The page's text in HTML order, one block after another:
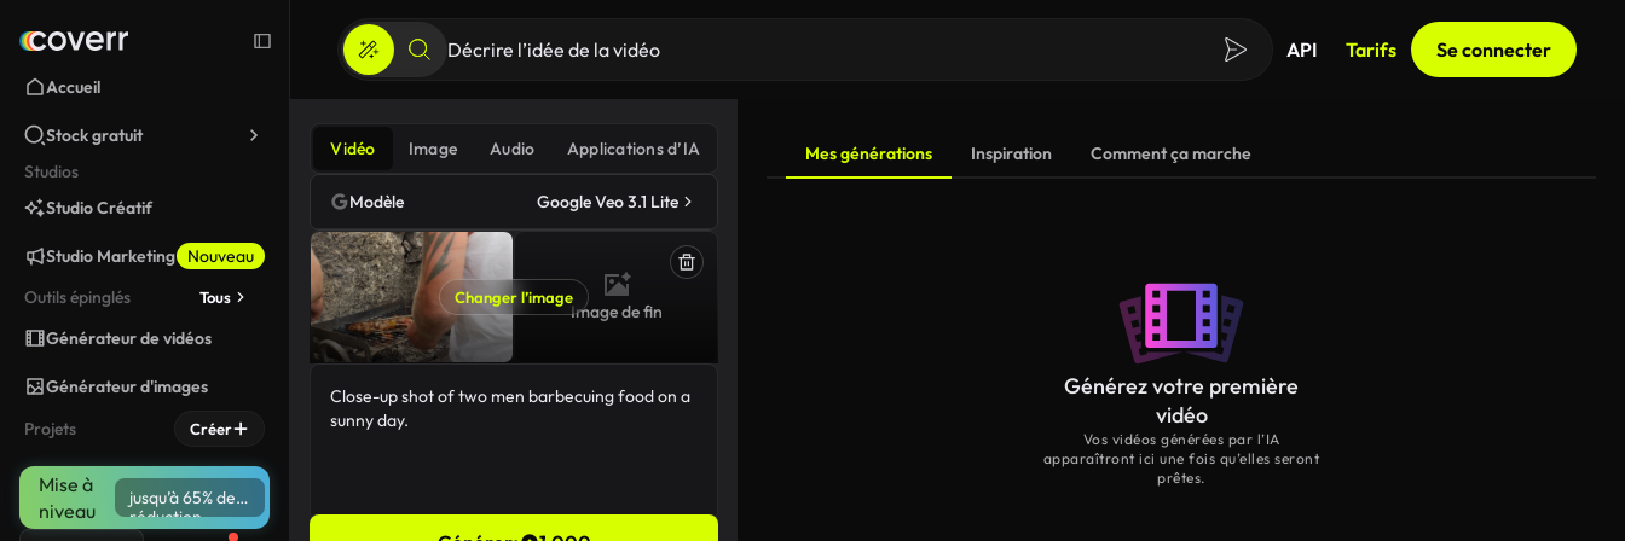
Accueil
Stock gratuit
Studios
Studio Créatif
Studio Marketing
Nouveau
Outils épinglés
Tous
Générateur de vidéos
Générateur d'images
Projets
Créer
Mise à
niveau
jusqu’à 65% de
réduction
API Tarifs Se connecter
Vidéo Image Audio Applications d’IA
Modèle Google Veo 3.1 Lite
Changer l’image
Image de fin
Mes générations Inspiration Comment ça marche
Générez votre première
vidéo
Vos vidéos générées par l’IA
apparaîtront ici une fois qu’elles seront
prêtes.